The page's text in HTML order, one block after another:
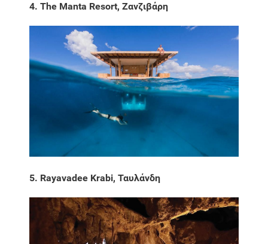
4. The Manta Resort, Ζανζιβάρη
5. Rayavadee Krabi, Ταυλάνδη